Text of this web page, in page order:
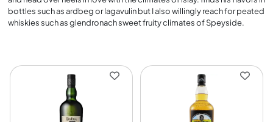
bottles such as ardbeg or lagavulin but I also willingly reach for peated
whiskies such as glendronach sweet fruity climates of Speyside.